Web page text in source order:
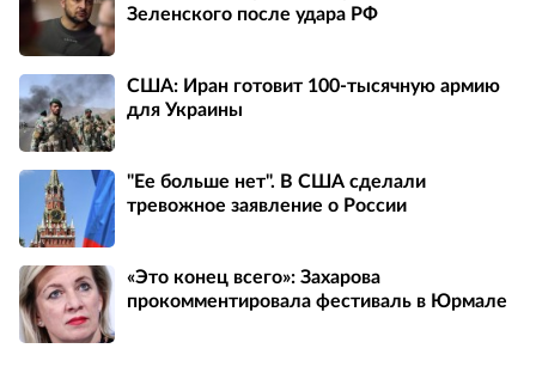
Зеленского после удара РФ
США: Иран готовит 100-тысячную армию
для Украины
"Ее больше нет". В США сделали
тревожное заявление о России
«Это конец всего»: Захарова
прокомментировала фестиваль в Юрмале